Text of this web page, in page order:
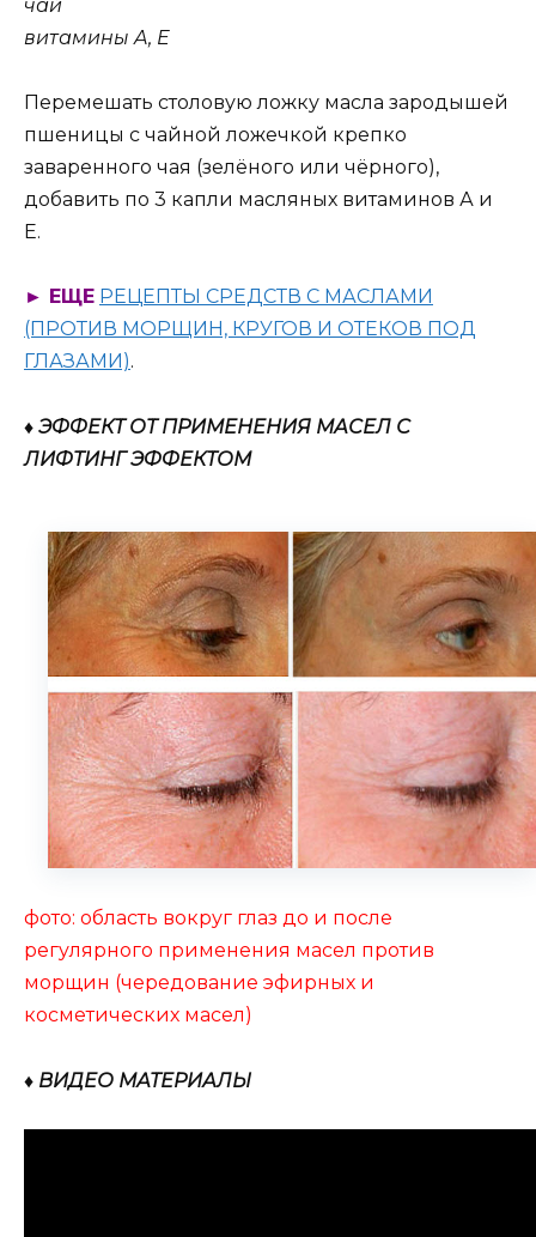
чай
витамины A, E
Перемешать столовую ложку масла зародышей
пшеницы с чайной ложечкой крепко
заваренного чая (зелёного или чёрного),
добавить по 3 капли масляных витаминов А и
Е.
► ЕЩЕ РЕЦЕПТЫ СРЕДСТВ С МАСЛАМИ
(ПРОТИВ МОРЩИН, КРУГОВ И ОТЕКОВ ПОД
ГЛАЗАМИ).
♦ ЭФФЕКТ ОТ ПРИМЕНЕНИЯ МАСЕЛ С
ЛИФТИНГ ЭФФЕКТОМ
фото: область вокруг глаз до и после
регулярного применения масел против
морщин (чередование эфирных и
косметических масел)
♦ ВИДЕО МАТЕРИАЛЫ